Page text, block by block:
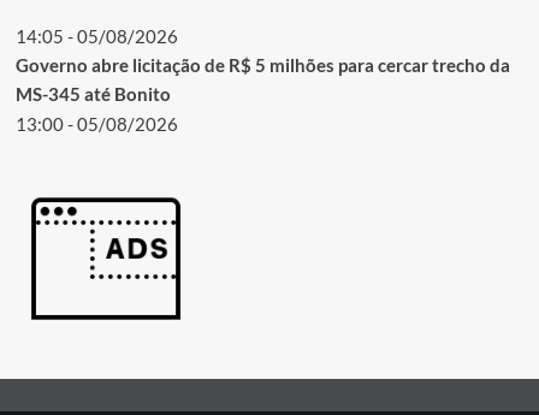
14:05 - 05/08/2026
Governo abre licitação de R$ 5 milhões para cercar trecho da
MS-345 até Bonito
13:00 - 05/08/2026